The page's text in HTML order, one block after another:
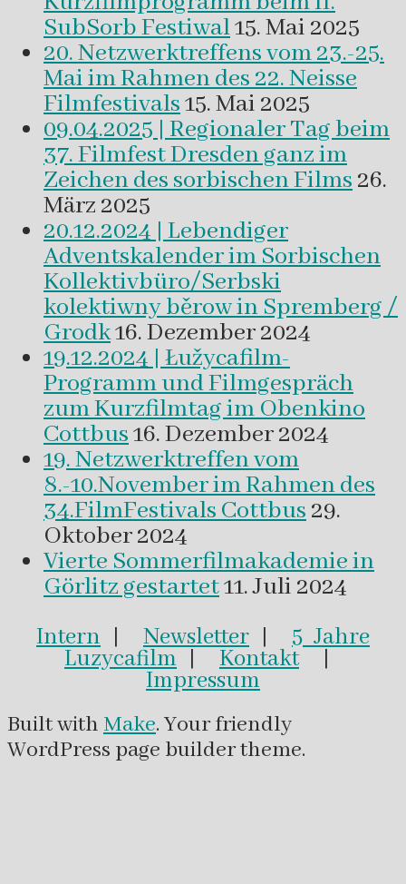
SubSorb Festiwal15. Mai 2025
20. Netzwerktreffens vom 23.-25.
Mai im Rahmen des 22. Neisse
Filmfestivals15. Mai 2025
09.04.2025 | Regionaler Tag beim
37. Filmfest Dresden ganz im
Zeichen des sorbischen Films26.
März 2025
20.12.2024 | Lebendiger
Adventskalender im Sorbischen
Kollektivbüro/Serbski
kolektiwny běrow in Spremberg /
Grodk16. Dezember 2024
19.12.2024 | Łužycafilm-
Programm und Filmgespräch
zum Kurzfilmtag im Obenkino
Cottbus16. Dezember 2024
19. Netzwerktreffen vom
8.-10.November im Rahmen des
34.FilmFestivals Cottbus29.
Oktober 2024
Vierte Sommerfilmakademie in
Görlitz gestartet11. Juli 2024
Intern Newsletter 5 Jahre
Luzycafilm Kontakt|
Impressum
Built with Make. Your friendly
WordPress page builder theme.